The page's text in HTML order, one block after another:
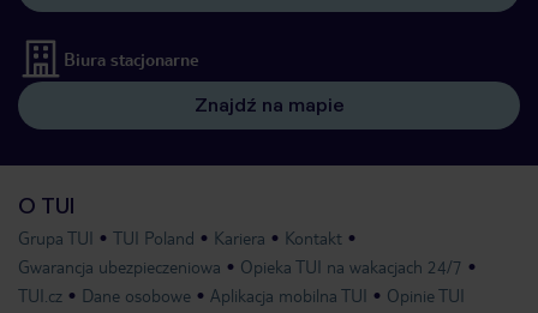
Biura stacjonarne
Znajdź na mapie
O TUI
Grupa TUI TUI Poland Kariera
Kontakt
Gwarancja ubezpieczeniowa
Opieka TUI na wakacjach 24/7
TUI.cz
Dane osobowe Aplikacja mobilna TUI Opinie TUI